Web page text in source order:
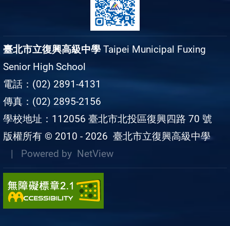
臺北市立復興高級中學 Taipei Municipal Fuxing
Senior High School
電話：(02) 2891-4131
傳真：(02) 2895-2156
學校地址：112056 臺北市北投區復興四路 70 號
版權所有 © 2010 - 2026 臺北市立復興高級中學
| Powered by NetView